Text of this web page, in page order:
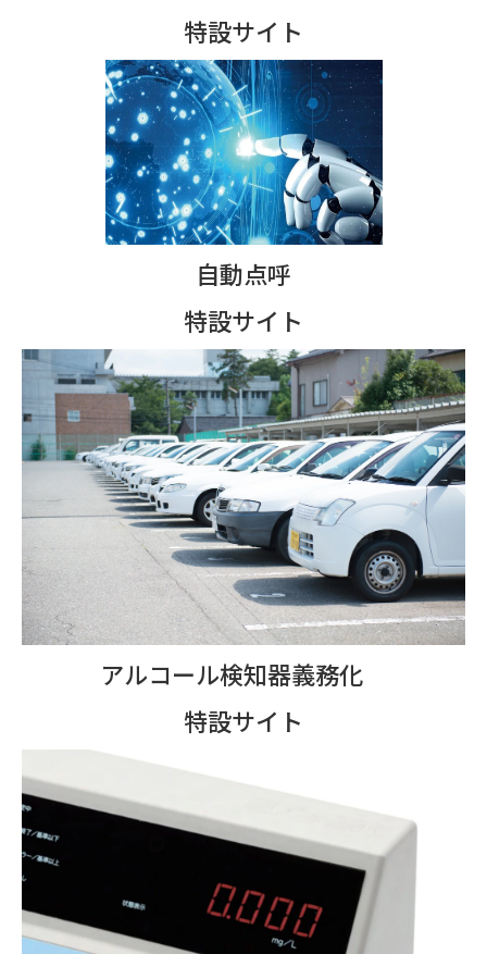
特設サイト
自動点呼
特設サイト
アルコール検知器義務化
特設サイト